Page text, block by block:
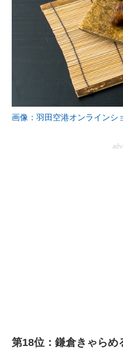
企業ITのトレンドを詳説
経営リーダーのコミュニティ
マーケ×ITの今がよく分かる
ITエンジニア向け専門サイト
企業向けIT製品の総合サイト
画像：羽田空港オンラインシ
第18位：鎌倉きゃらめ